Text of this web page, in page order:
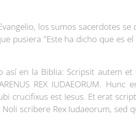
los sumos sacerdotes
pusiera "Este ha dicho que es
así en la Biblia: Scripsit autem
REX IUDAEORUM.
crucifixus est Iesus. Et erat
scribere Rex Iudaeorum, sed